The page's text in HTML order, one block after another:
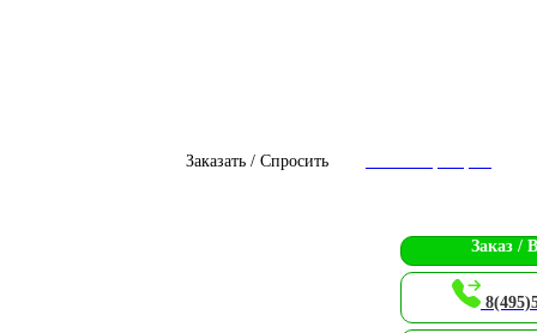
Заказать / Спросить
Заказ /